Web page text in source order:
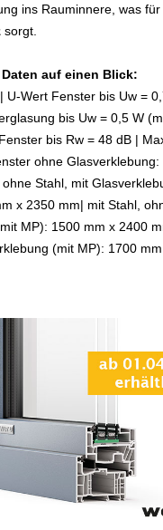
ins Rauminnere, was für
sorgt.
auf einen Blick:
U-Wert Fenster bis Uw =
bis Uw = 0,5 W (m
bis Rw = 48 dB |
ohne Glasverklebung:
Stahl, mit
x 2350 mm| mit Stahl,
MP): 1500 mm x 2400
(mit MP): 1700